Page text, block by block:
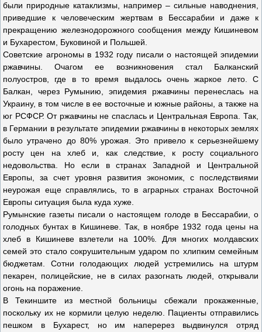
были природные катаклизмы, например – сильные наводнения,
приведшие к человеческим жертвам в Бессарабии и даже к
прекращению железнодорожного сообщения между Кишиневом
и Бухарестом, Буковиной и Польшей.
Советские агрономы в 1932 году писали о настоящей эпидемии
ржавчины. Очагом ее возникновения стал Балканский
полуостров, где в то время выдалось очень жаркое лето. С
Балкан, через Румынию, эпидемия ржавчины перенеслась на
Украину, в том числе в ее восточные и южные районы, а также на
юг РСФСР. От ржавчины не спаслась и Центральная Европа. Так,
в Германии в результате эпидемии ржавчины в некоторых землях
было утрачено до 80% урожая. Это привело к серьезнейшему
росту цен на хлеб и, как следствие, к росту социального
недовольства. Но если в странах Западной и Центральной
Европы, за счет уровня развития экономик, с последствиями
неурожая еще справлялись, то в аграрных странах Восточной
Европы ситуация была куда хуже.
Румынские газеты писали о настоящем голоде в Бессарабии, о
голодных бунтах в Кишиневе. Так, в ноябре 1932 года цены на
хлеб в Кишиневе взлетели на 100%. Для многих молдавских
семей это стало сокрушительным ударом по хлипким семейным
бюджетам. Сотни голодающих людей устремились на штурм
пекарен, полицейские, не в силах разогнать людей, открывали
огонь на поражение.
В Текиншите из местной больницы сбежали прокаженные,
поскольку их не кормили целую неделю. Пациенты отправились
пешком в Бухарест, но им наперерез выдвинулся отряд